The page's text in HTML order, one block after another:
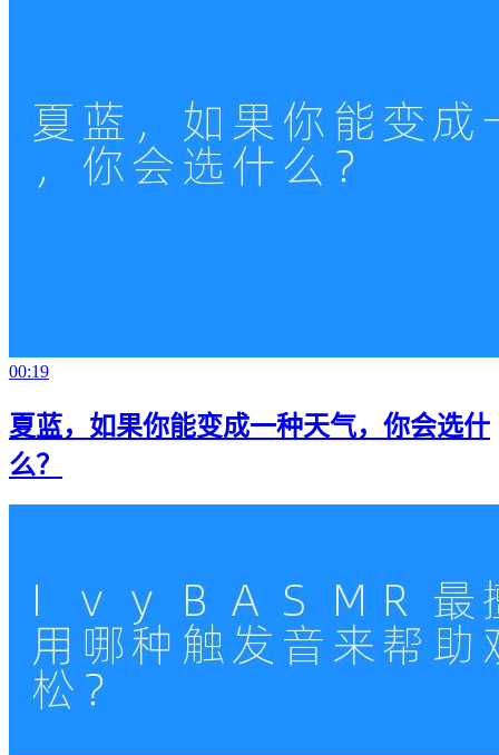
00:19
夏蓝，如果你能变成一种天气，你会选什
么？